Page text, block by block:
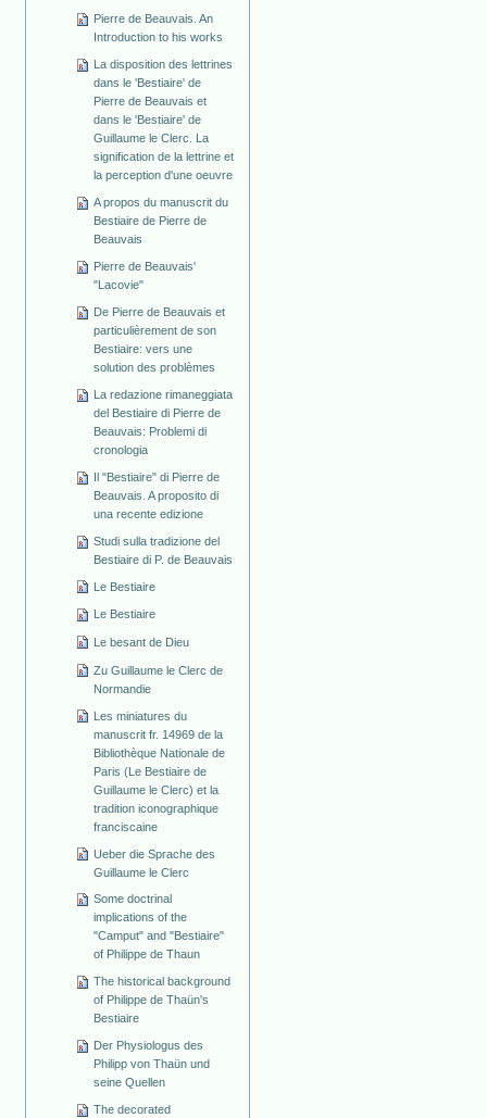
Pierre de Beauvais. An
Introduction to his works
La disposition des lettrines
dans le 'Bestiaire' de
Pierre de Beauvais et
dans le 'Bestiaire' de
Guillaume le Clerc. La
signification de la lettrine et
la perception d'une oeuvre
A propos du manuscrit du
Bestiaire de Pierre de
Beauvais
Pierre de Beauvais'
"Lacovie"
De Pierre de Beauvais et
particulièrement de son
Bestiaire: vers une
solution des problèmes
La redazione rimaneggiata
del Bestiaire di Pierre de
Beauvais: Problemi di
cronologia
Il "Bestiaire" di Pierre de
Beauvais. A proposito di
una recente edizione
Studi sulla tradizione del
Bestiaire di P. de Beauvais
Le Bestiaire
Le Bestiaire
Le besant de Dieu
Zu Guillaume le Clerc de
Normandie
Les miniatures du
manuscrit fr. 14969 de la
Bibliothèque Nationale de
Paris (Le Bestiaire de
Guillaume le Clerc) et la
tradition iconographique
franciscaine
Ueber die Sprache des
Guillaume le Clerc
Some doctrinal
implications of the
"Camput" and "Bestiaire"
of Philippe de Thaun
The historical background
of Philippe de Thaün's
Bestiaire
Der Physiologus des
Philipp von Thaün und
seine Quellen
The decorated